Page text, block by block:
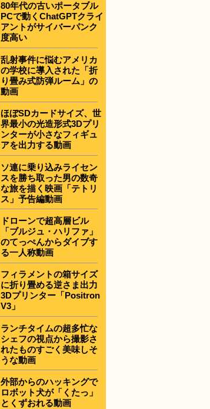
80年代の古いポータブル
PCで動くChatGPTクライ
アントがサイバーパンク
度高い
乱射事件に悩むアメリカ
の学校に導入された「折
り畳み式防弾ルーム」の
動画
ほぼSDカードサイズ、世
界最小の光造形式3Dプリ
ンターが小さなフィギュ
アを出力する動画
ソ連に乗り込みライセン
スを勝ち取った男の数奇
な旅を描く映画「テトリ
ス」予告編動画
ドローンで超高層ビル
「ブルジュ・ハリファ」
のてっぺんからダイブす
る一人称動画
フィラメントの箱サイズ
に折り畳める逆さま出力
3Dプリンター「Positron
V3」
ランチタイムの超多忙な
シェフの視点から撮影さ
れたものすごく美味しそ
うな動画
外部からのハッキングで
ロボット犬が「くたっ」
とくずおれる動画